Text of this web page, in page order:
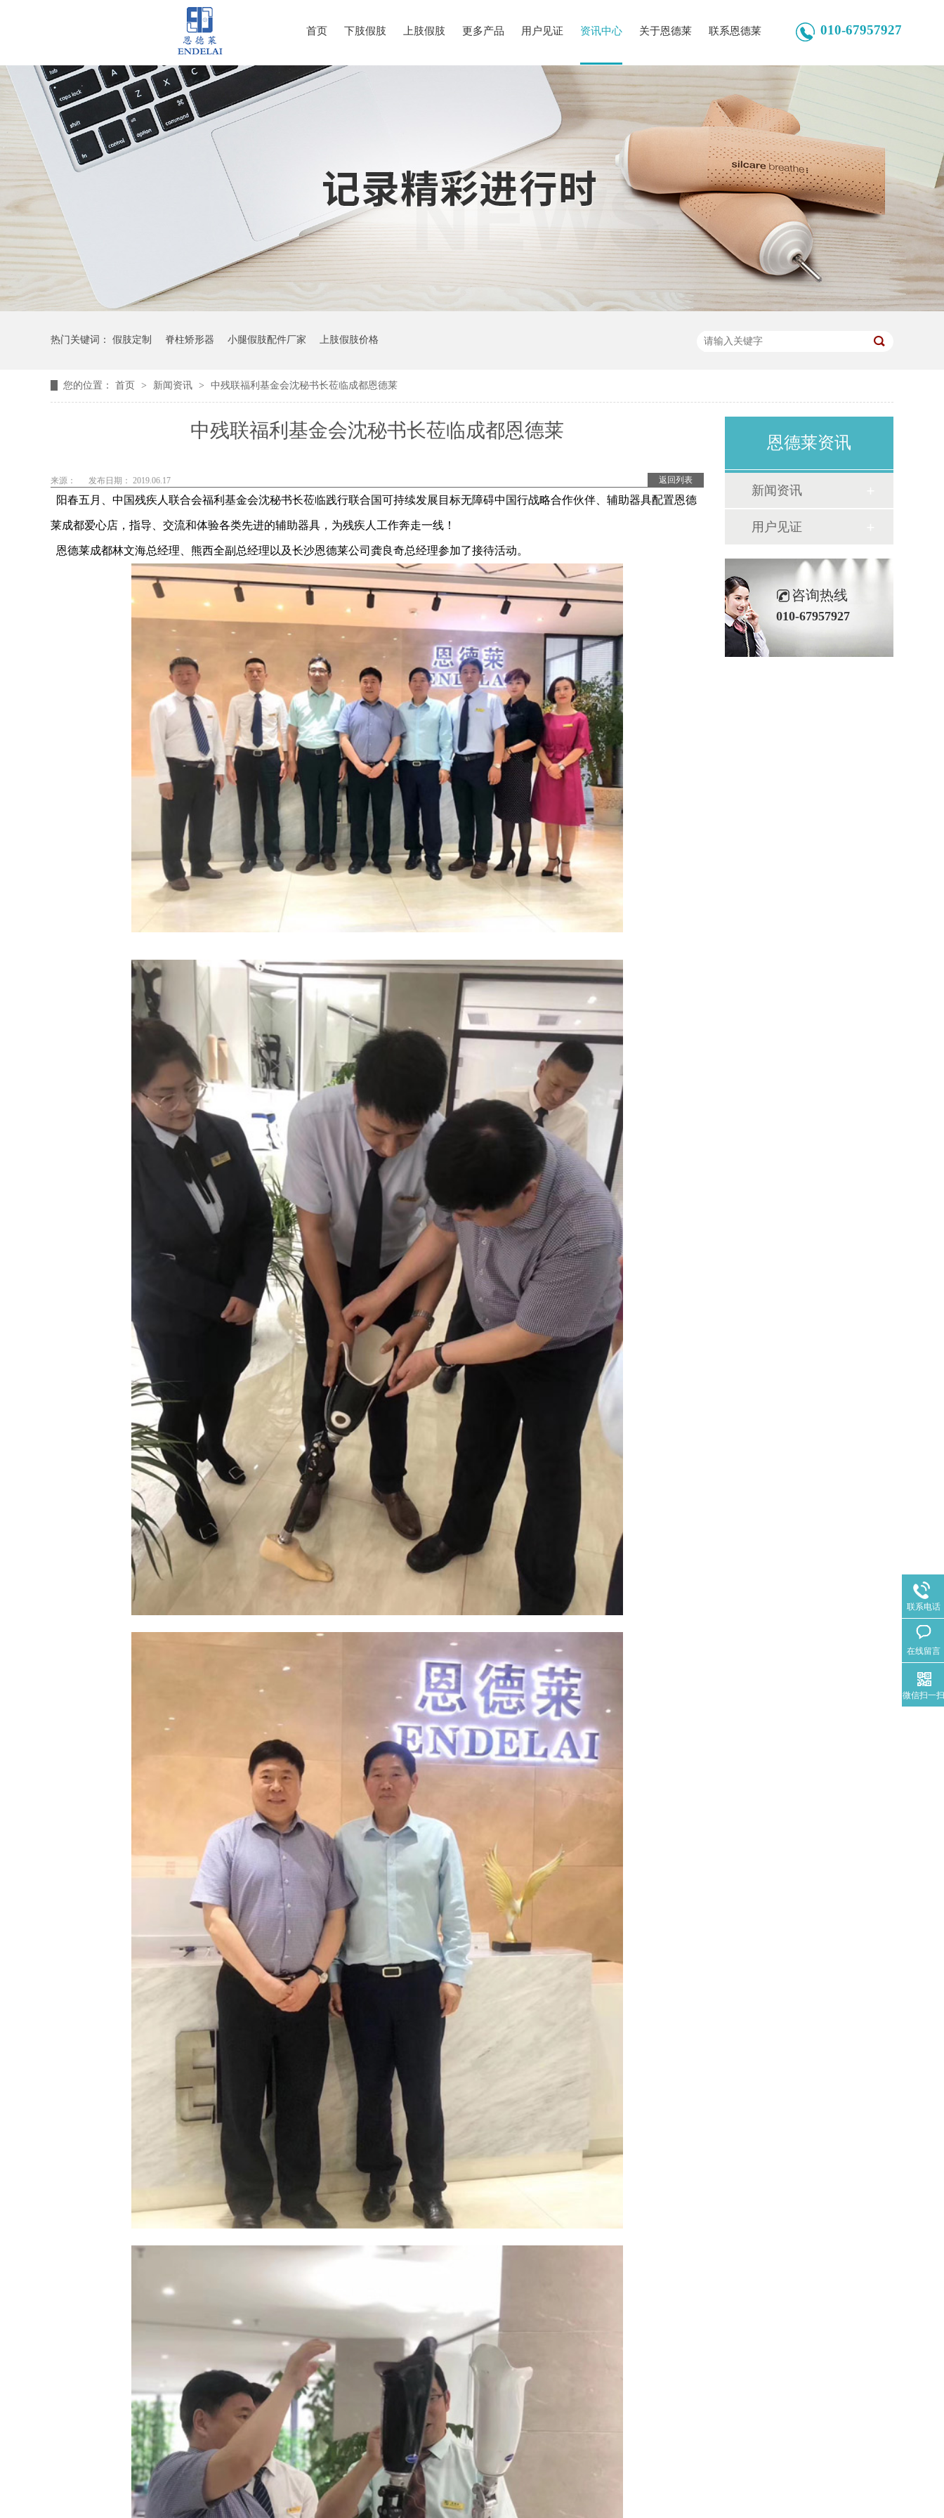
首页 下肢假肢 上肢假肢 更多产品 用户见证 资讯中心 关于恩德莱 联系恩德莱 010-67957927
热门关键词： 假肢定制 脊柱矫形器 小腿假肢配件厂家 上肢假肢价格
您的位置： 首页 > 新闻资讯 > 中残联福利基金会沈秘书长莅临成都恩德莱
中残联福利基金会沈秘书长莅临成都恩德莱
返回列表
来源： 发布日期： 2019.06.17
阳春五月、中国残疾人联合会福利基金会沈秘书长莅临践行联合国可持续发展目标无障碍中国行战略合作伙伴、辅助器具配置恩德
莱成都爱心店，指导、交流和体验各类先进的辅助器具，为残疾人工作奔走一线！
恩德莱成都林文海总经理、熊西全副总经理以及长沙恩德莱公司龚良奇总经理参加了接待活动。
恩德莱资讯
新闻资讯
用户见证
咨询热线
010-67957927
联系电话
在线留言
微信扫一扫